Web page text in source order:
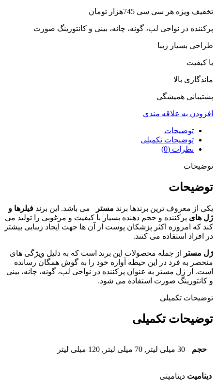
نفر
مبلغ
تخفیف
ویژه
هر
سی
745هزار
عدد
تخفیف ویژه هر سی سی 745هزار تومان
پرکننده در نواحی لب، گونه، چانه، بینی و کانتورینگ صورت
طراحی بسیار زیبا
با کیفیت
ماندگاری بالا
پشتیبانی همیشگی
افزودن به علاقه مندی
توضیحات
توضیحات تکمیلی
نظرات (0)
توضیحات
توضیحات
یکی از معروف ترین برندها برند مستر می باشد. این برند فیلرها و
ژل های پرکننده و حجم دهنده بسیار با کیفیت و مرغوبی را تولید می
کند که امروزه اکثر پزشکان پوست از آن ها جهت ایجاد زیبایی بیشتر
در افراد استفاده می کنند.
ژل مستر
از جمله محصولات این برند است که به دلیل ویژگی های
منحصر به فرد در این حیطه آوازه خود را به گوش همگان رسانده
است. از ژل مستر به عنوان پرکننده در نواحی لب، گونه، چانه، بینی
و کانتورینگ صورت استفاده می شود.
توضیحات تکمیلی
توضیحات تکمیلی
حجم 30 میلی لیتر, 70 میلی لیتر, 120 میلی لیتر
دینامیت دینامیتی